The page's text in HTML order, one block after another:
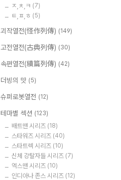
ㅈ,ㅊ,ㅋ (7)
ㅌ,ㅍ,ㅎ (5)
괴작열전(怪作列傳) (149)
고전열전(古典列傳) (30)
속편열전(續篇列傳) (42)
더빙의 맛 (5)
슈퍼로봇열전 (12)
테마별 섹션 (123)
배트맨 시리즈 (18)
스타워즈 시리즈 (40)
스타트렉 시리즈 (10)
신체 강탈자들 시리즈 (7)
엑스맨 시리즈 (10)
인디아나 존스 시리즈 (12)